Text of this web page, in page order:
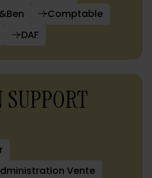
Comptable
DAF
Vente